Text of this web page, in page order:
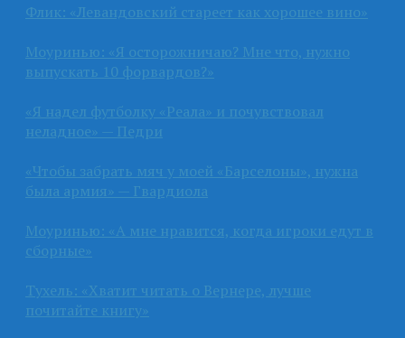
Флик: «Левандовский стареет как хорошее вино»
Моуринью: «Я осторожничаю? Мне что, нужно
выпускать 10 форвардов?»
«Я надел футболку «Реала» и почувствовал
неладное» — Педри
«Чтобы забрать мяч у моей «Барселоны», нужна
была армия» — Гвардиола
Моуринью: «А мне нравится, когда игроки едут в
сборные»
Тухель: «Хватит читать о Вернере, лучше
почитайте книгу»